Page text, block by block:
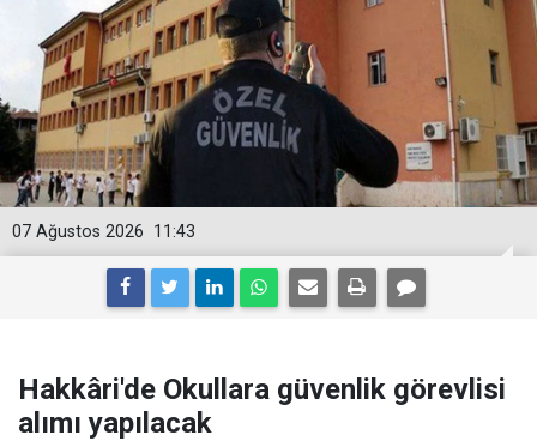
11:43
07 Ağustos 2026
Hakkâri'de Okullara güvenlik görevlisi
alımı yapılacak